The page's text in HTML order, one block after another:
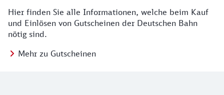
Hier finden Sie alle Informationen, welche beim Kauf
und Einlösen von Gutscheinen der Deutschen Bahn
nötig sind.
Mehr zu Gutscheinen